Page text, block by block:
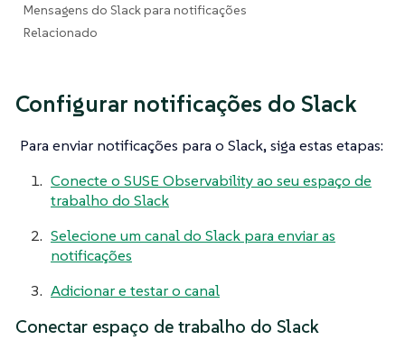
Mensagens do Slack para notificações
Relacionado
Configurar notificações do Slack
Para enviar notificações para o Slack, siga estas etapas:
Conecte o SUSE Observability ao seu espaço de
trabalho do Slack
Selecione um canal do Slack para enviar as
notificações
Adicionar e testar o canal
Conectar espaço de trabalho do Slack